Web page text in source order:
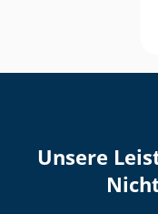
Unsere